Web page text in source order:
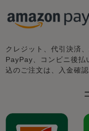
クレジット、代引決済
PayPay、コンビニ後払
込のご注文は、入金確